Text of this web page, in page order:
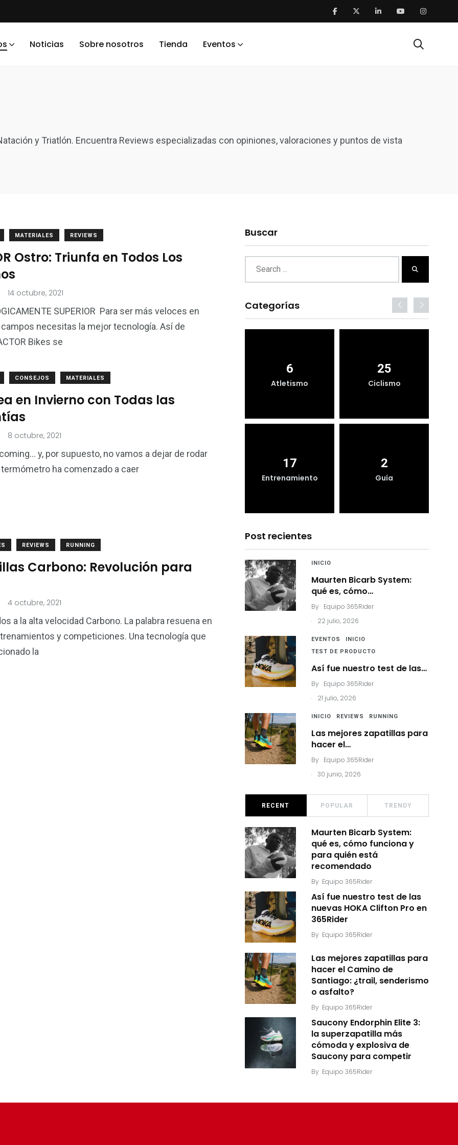
Noticias Sobre nosotros Tienda Eventos
y Triatlón. Encuentra Reviews especializadas con opiniones, valoraciones y puntos de vista
MATERIALES REVIEWS
Ostro: Triunfa en Todos Los
14 octubre, 2021
SUPERIOR Para ser más veloces en
necesitas la mejor tecnología. Así de
Bikes se
CONSEJOS MATERIALES
en Invierno con Todas las
8 octubre, 2021
y, por supuesto, no vamos a dejar de rodar
termómetro ha comenzado a caer
REVIEWS RUNNING
Carbono: Revolución para
4 octubre, 2021
a la alta velocidad Carbono. La palabra resuena en
y competiciones. Una tecnología que
la
Buscar
Categorías
4
Nutrición
6
Atletismo
25
Ciclismo
17
Entrenamiento
2
Guía
Post recientes
INICIO
Maurten Bicarb System:
qué es, cómo…
By Equipo 365Rider
.
22 julio, 2026
EVENTOS
INICIO
TEST DE PRODUCTO
Así fue nuestro test de las…
By Equipo 365Rider
.
21 julio, 2026
INICIO REVIEWS RUNNING
Las mejores zapatillas para
hacer el…
By Equipo 365Rider
.
30 junio, 2026
RECENT POPULAR TRENDY
Maurten Bicarb System:
qué es, cómo funciona y
para quién está
recomendado
By Equipo 365Rider
Así fue nuestro test de las
nuevas HOKA Clifton Pro en
365Rider
By Equipo 365Rider
Las mejores zapatillas para
hacer el Camino de
Santiago: ¿trail, senderismo
o asfalto?
By Equipo 365Rider
Saucony Endorphin Elite 3:
la superzapatilla más
cómoda y explosiva de
Saucony para competir
By Equipo 365Rider